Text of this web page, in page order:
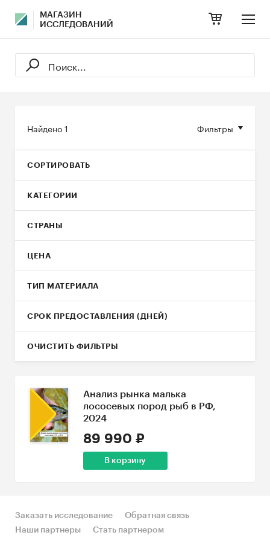
МАГАЗИН
ИССЛЕДОВАНИЙ
Фильтры
Найдено1
СОРТИРОВАТЬ
КАТЕГОРИИ
СТРАНЫ
ЦЕНА
ТИП МАТЕРИАЛА
СРОК ПРЕДОСТАВЛЕНИЯ (ДНЕЙ)
ОЧИСТИТЬ ФИЛЬТРЫ
Анализ рынка малька
лососевых пород рыб в РФ,
2024
89 990 ₽
В корзину
Заказать исследование
Обратная связь
Наши партнеры
Стать партнером